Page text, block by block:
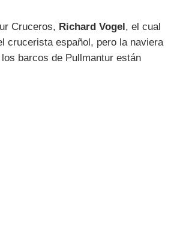
Cruceros, Richard Vogel, el cual
crucerista español, pero la naviera
barcos de Pullmantur están